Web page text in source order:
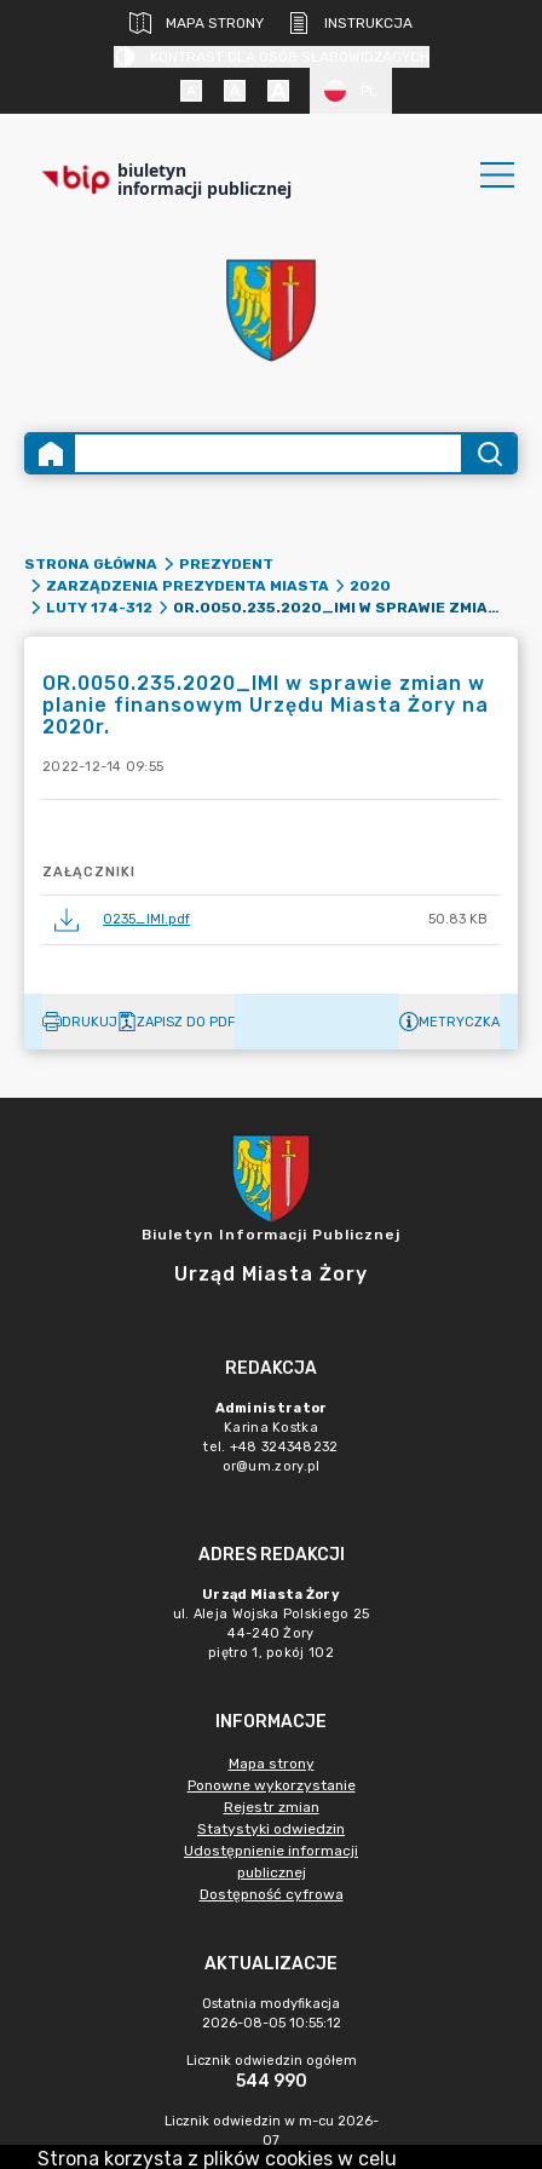
MAPA STRONY
INSTRUKCJA
biuletyn
informacji publicznej
STRONA GŁÓWNA
PREZYDENT
ZARZĄDZENIA PREZYDENTA MIASTA
2020
LUTY 174-312
OR.0050.235.2020_IMI W SPRAWIE ZMIAN W PLANIE FINANSOWYM URZĘDU MIASTA ŻORY NA 2020R.
OR.0050.235.2020_IMI w sprawie zmian w
planie finansowym Urzędu Miasta Żory na
2020r.
2022-12-14 09:55
ZAŁĄCZNIKI
0235_IMI.pdf 50.83 KB
DRUKUJ ZAPISZ DO PDF METRYCZKA
Biuletyn Informacji Publicznej
Urząd Miasta Żory
REDAKCJA
Administrator
Karina Kostka
tel. +48 324348232
or@um.zory.pl
ADRES REDAKCJI
Urząd Miasta Żory
ul. Aleja Wojska Polskiego 25
44-240 Żory
piętro 1, pokój 102
INFORMACJE
Mapa strony
Ponowne wykorzystanie
Rejestr zmian
Statystyki odwiedzin
Udostępnienie informacji
publicznej
Dostępność cyfrowa
AKTUALIZACJE
Ostatnia modyfikacja
2026-08-05 10:55:12
Licznik odwiedzin ogółem
544 990
Licznik odwiedzin w m-cu 2026-
07
1 006
Strona korzysta z plików cookies w celu